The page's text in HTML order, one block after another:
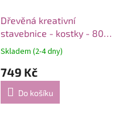
Dřevěná kreativní
stavebnice - kostky - 80
dílků
Skladem (2-4 dny)
749 Kč
Do košíku